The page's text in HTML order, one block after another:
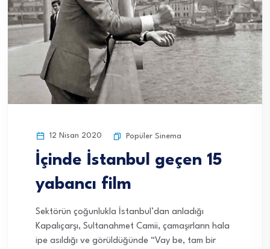
12 Nisan 2020 Popüler Sinema
İçinde İstanbul geçen 15
yabancı film
Sektörün çoğunlukla İstanbul’dan anladığı
Kapalıçarşı, Sultanahmet Camii, çamaşırların hala
ipe asıldığı ve görüldüğünde “Vay be, tam bir